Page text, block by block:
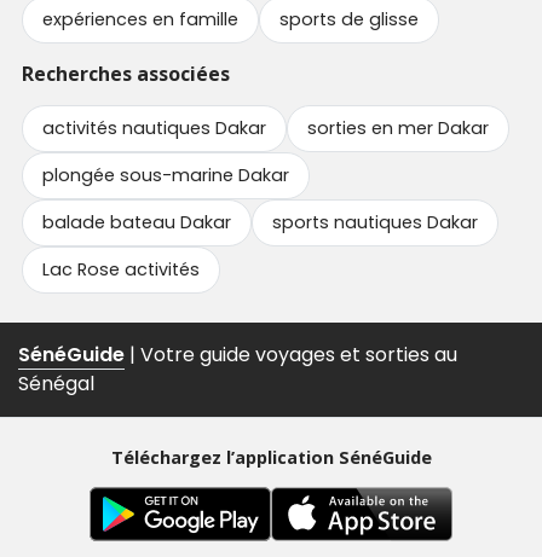
expériences en famille
sports de glisse
Recherches associées
activités nautiques Dakar
sorties en mer Dakar
plongée sous-marine Dakar
balade bateau Dakar
sports nautiques Dakar
Lac Rose activités
SénéGuide | Votre guide voyages et sorties au
Sénégal
Téléchargez l’application SénéGuide